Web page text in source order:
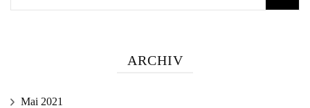
nach:
ARCHIV
Mai 2021